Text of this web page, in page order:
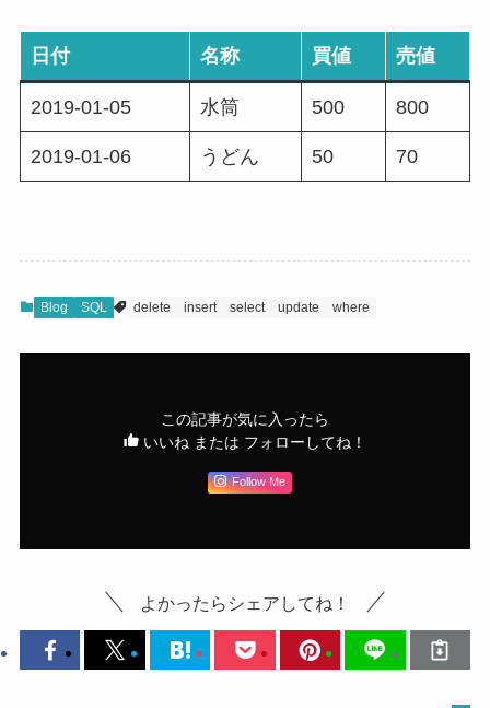
日付 名称 買値 売値
2019-01-05 水筒 500 800
2019-01-06 うどん 50 70
Blog SQL delete insert select update where
この記事が気に入ったら
いいね または フォローしてね！
Follow Me
よかったらシェアしてね！